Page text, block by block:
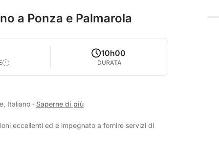
a Ponza e Palmarola
10h00
DURATA
Italiano · Saperne di più
eccellenti ed è impegnato a fornire servizi di